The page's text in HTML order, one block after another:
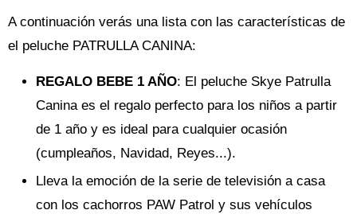
A continuación verás una lista con las características de
el peluche PATRULLA CANINA:
REGALO BEBE 1 AÑO: El peluche Skye Patrulla
Canina es el regalo perfecto para los niños a partir
de 1 año y es ideal para cualquier ocasión
(cumpleaños, Navidad, Reyes...).
Lleva la emoción de la serie de televisión a casa
con los cachorros PAW Patrol y sus vehículos